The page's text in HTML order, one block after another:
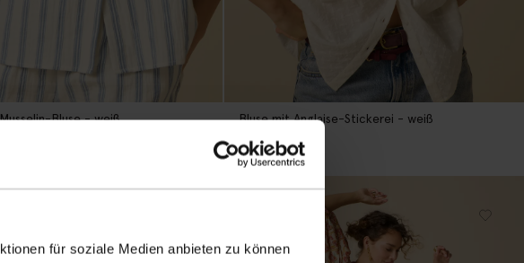
für soziale Medien anbieten zu können
Bluse - weiß
Bluse mit Anglaise-Stickerei - weiß
79.99
63.99
1Farbe